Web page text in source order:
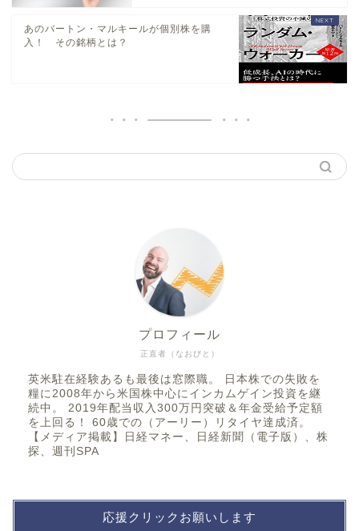
あのバートン・マルキールが個別株を購
入！ その銘柄とは？
正直者（なおびと）
プロフィール
英米駐在経験あるも最後は窓際職。 日本株での失敗を
糧に2008年から米国株中心にインカムゲイン投資を継
続中。 2019年配当収入300万円突破＆年金受給予定額
を上回る！ 60歳での（アーリー）リタイヤ達成済。
【メディア掲載】日経マネー、日経新聞（電子版）、株
探、週刊SPA
応援クリックお願いします